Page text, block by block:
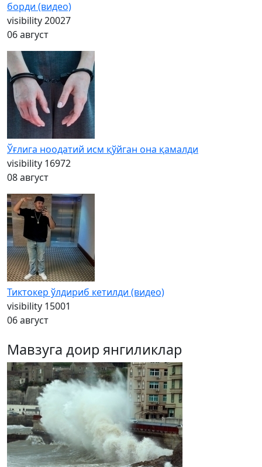
борди (видео)
visibility20027
06 август
Ўғлига ноодатий исм қўйган она қамалди
visibility 16972
08 август
Тиктокер ўлдириб кетилди (видео)
visibility 15001
06 август
Мавзуга доир янгиликлар